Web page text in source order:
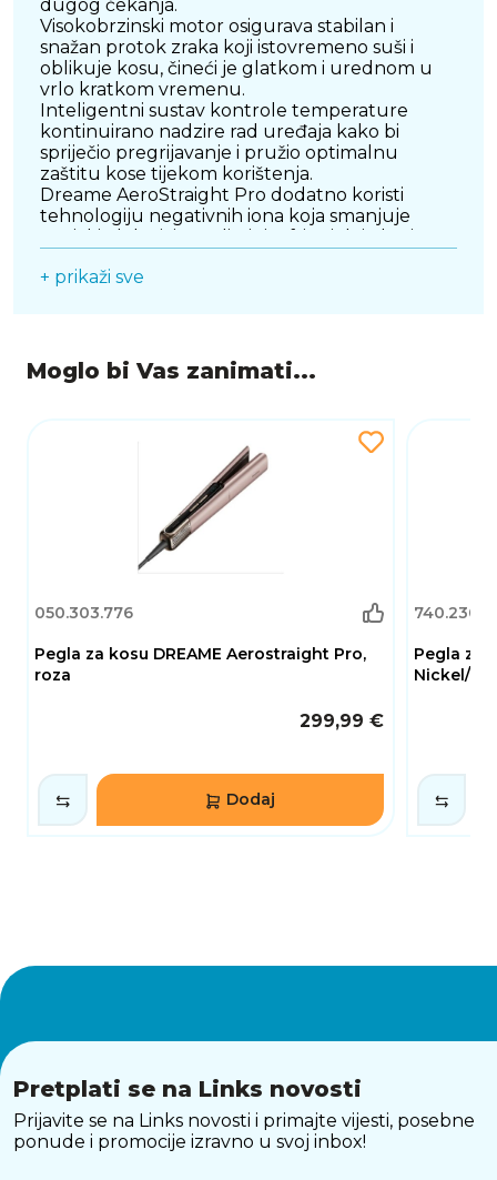
dugog čekanja.
Visokobrzinski motor osigurava stabilan i
snažan protok zraka koji istovremeno suši i
oblikuje kosu, čineći je glatkom i urednom u
vrlo kratkom vremenu.
Inteligentni sustav kontrole temperature
kontinuirano nadzire rad uređaja kako bi
spriječio pregrijavanje i pružio optimalnu
zaštitu kose tijekom korištenja.
Dreame AeroStraight Pro dodatno koristi
tehnologiju negativnih iona koja smanjuje
Ergonomski dizajn i lagana konstrukcija
savršenim izborom za sve koji žele kombinaciju
brzine, praktičnosti i profesionalnih rezultata.
svakodnevnu upotrebu, putovanja i sve koji
žele savršeno ravnu kosu uz minimalno
oštećenje i maksimalnu kontrolu.
+ prikaži sve
Moglo bi Vas zanimati...
050.303.776
Pegla za kosu DREAME Aerostraight Pro,
roza
299,99 €
Dodaj
Pegla za
Nickel/
Pretplati se na Links novosti
Prijavite se na Links novosti i primajte vijesti, posebne
ponude i promocije izravno u svoj inbox!